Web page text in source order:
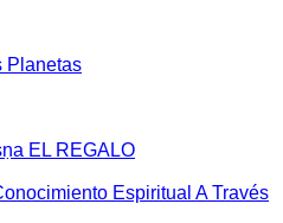
Planetas
EL REGALO
Espiritual A Través